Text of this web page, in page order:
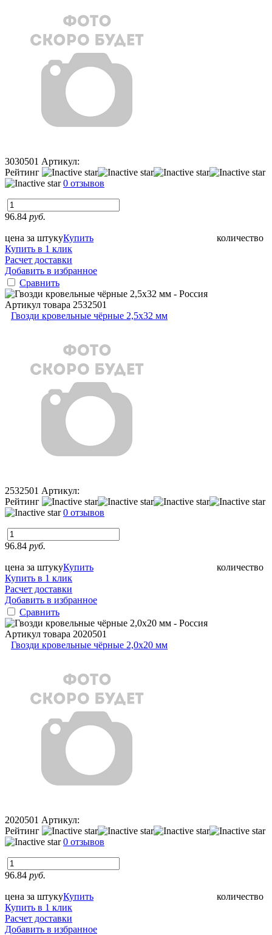
3030501 Артикул:
Рейтинг
0 отзывов
96.84 руб.
цена за штуку количество
Купить
Купить в 1 клик
Расчет доставки
Добавить в избранное
Сравнить
Артикул товара 2532501
Гвозди кровельные чёрные 2,5х32 мм
2532501 Артикул:
Рейтинг
0 отзывов
96.84 руб.
цена за штуку количество
Купить
Купить в 1 клик
Расчет доставки
Добавить в избранное
Сравнить
Артикул товара 2020501
Гвозди кровельные чёрные 2,0х20 мм
2020501 Артикул:
Рейтинг
0 отзывов
96.84 руб.
цена за штуку количество
Купить
Купить в 1 клик
Расчет доставки
Добавить в избранное